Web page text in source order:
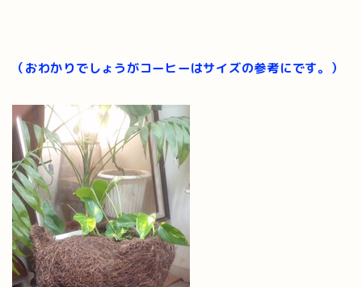
（おわかりでしょうがコーヒーはサイズの参考にです。）